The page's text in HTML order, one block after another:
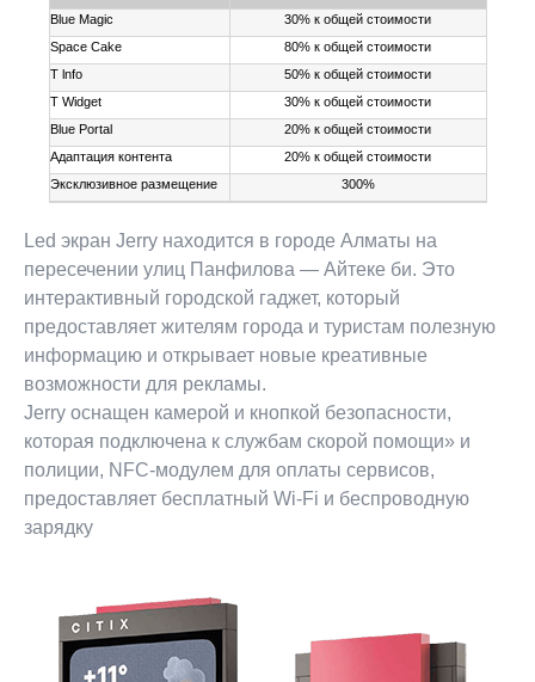
Blue Magic
30% к общей стоимости
Space Cake
80% к общей стоимости
Т lnfo
50% к общей стоимости
Т Widget
30% к общей стоимости
Blue Portal
20% к общей стоимости
Адаптация контента
20% к общей стоимости
Эксклюзивное размещение
300%
Led экран Jerry находится в городе Алматы на
пересечении улиц Панфилова — Айтеке би. Это
интерактивный городской гаджет, который
предоставляет жителям города и туристам полезную
информацию и открывает новые креативные
возможности для рекламы.
Jerry оснащен камерой и кнопкой безопасности,
которая подключена к службам скорой помощи» и
полиции, NFС-модулем для оплаты сервисов,
предоставляет бесплатный Wi-Fi и беспроводную
зарядку